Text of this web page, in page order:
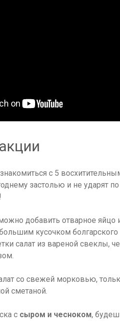
с 5
застолью и не ударят
добавить отварное
кусочком
салат из вареной свеклы,
со свежей морковью,
сметаной.
с сыром и чесноком,